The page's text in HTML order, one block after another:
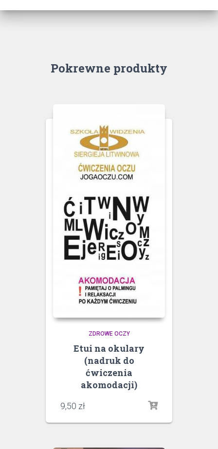
Pokrewne produkty
ZDROWE OCZY
Etui na okulary
(nadruk do
ćwiczenia
akomodacji)
9,50 zł